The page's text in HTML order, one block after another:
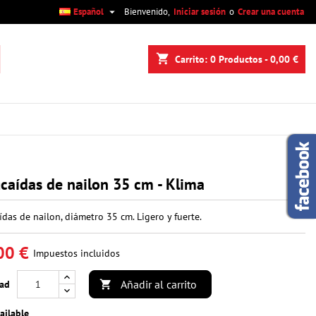
Bienvenido, Iniciar sesión o Crear una cuenta
Español 
shopping_cart Carrito: 0 Productos - 0,00 €
de nailon 35 cm - Klima
de nailon, diámetro 35 cm. Ligero y fuerte.
€ Impuestos incluidos
 Añadir al carrito